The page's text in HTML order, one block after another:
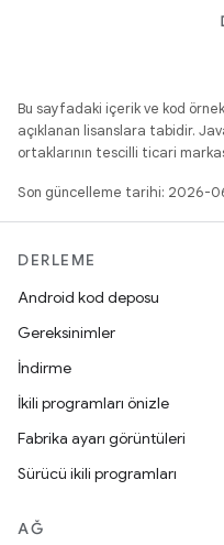
Bu sayfadaki içerik ve kod
açıklanan lisanslara tabidir.
ortaklarının tescilli ticari
Son güncelleme tarihi: 2026-
DERLEME
Android kod deposu
Gereksinimler
İndirme
İkili programları önizle
Fabrika ayarı görüntüleri
Sürücü ikili programları
AĞ